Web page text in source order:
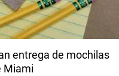
entrega de mochilas
Miami